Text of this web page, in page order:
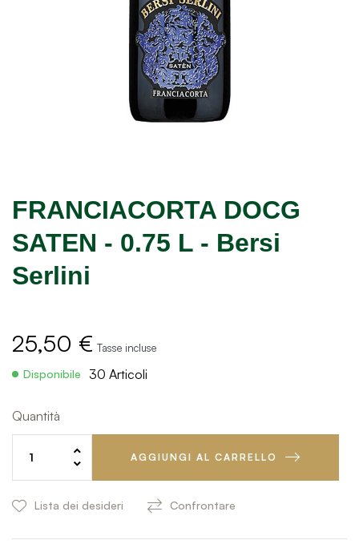
FRANCIACORTA DOCG
SATEN - 0.75 L - Bersi
Serlini
25,50 € Tasse incluse
Disponibile 30 Articoli
Quantità
AGGIUNGI AL CARRELLO
Lista dei desideri Confrontare